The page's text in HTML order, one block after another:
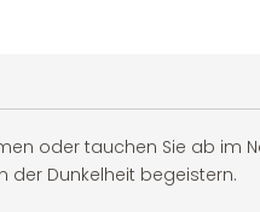
oder tauchen Sie ab im
der Dunkelheit begeistern.